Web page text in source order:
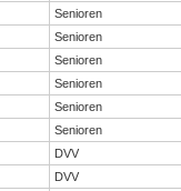
Senioren
Senioren
Senioren
Senioren
Senioren
Senioren
DVV
DVV